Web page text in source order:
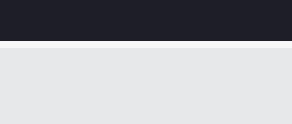
actuellement